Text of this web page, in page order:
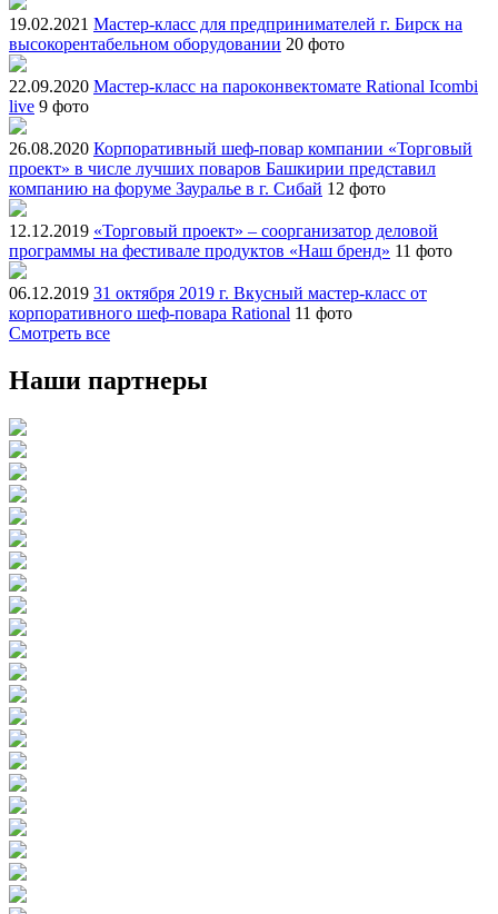
19.02.2021 Мастер-класс для предпринимателей г. Бирск на
высокорентабельном оборудовании 20 фото
22.09.2020 Мастер-класс на пароконвектомате Rational Icombi
live 9 фото
26.08.2020 Корпоративный шеф-повар компании «Торговый
проект» в числе лучших поваров Башкирии представил
компанию на форуме Зауралье в г. Сибай 12 фото
12.12.2019 «Торговый проект» – соорганизатор деловой
программы на фестивале продуктов «Наш бренд» 11 фото
06.12.2019 31 октября 2019 г. Вкусный мастер-класс от
корпоративного шеф-повара Rational 11 фото
Смотреть все
Наши партнеры